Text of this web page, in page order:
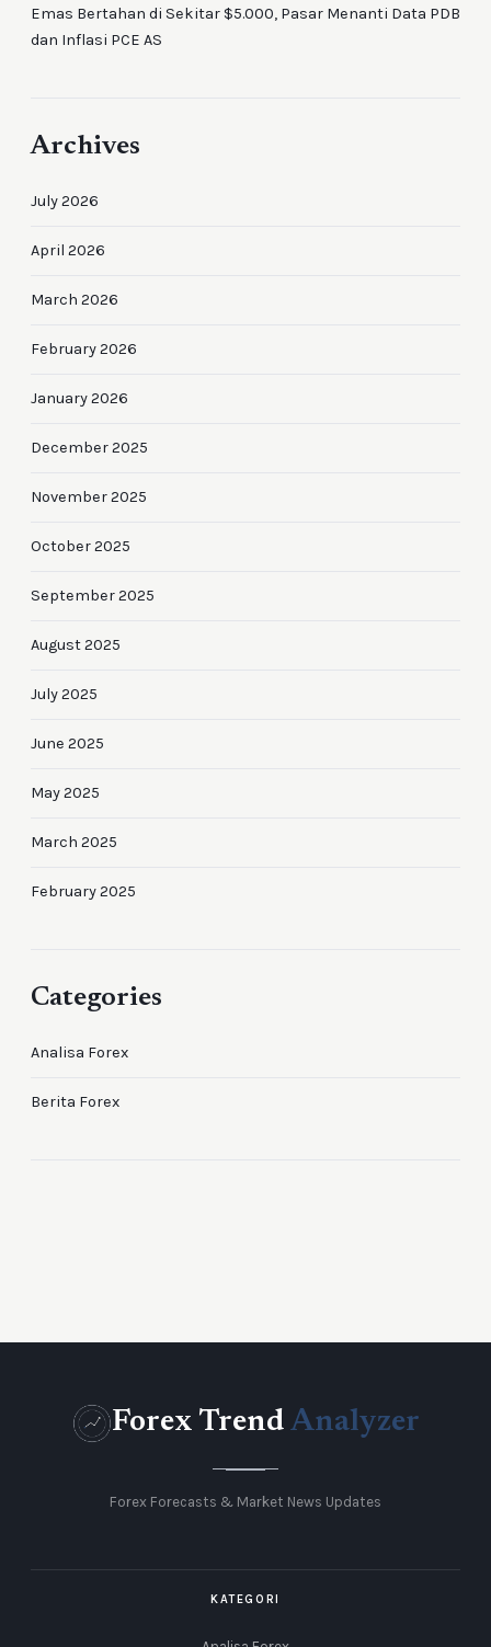
Emas Bertahan di Sekitar $5.000, Pasar Menanti Data PDB
dan Inflasi PCE AS
Archives
July 2026
April 2026
March 2026
February 2026
January 2026
December 2025
November 2025
October 2025
September 2025
August 2025
July 2025
June 2025
May 2025
March 2025
February 2025
Categories
Analisa Forex
Berita Forex
Forex Trend Analyzer
Forex Forecasts & Market News Updates
KATEGORI